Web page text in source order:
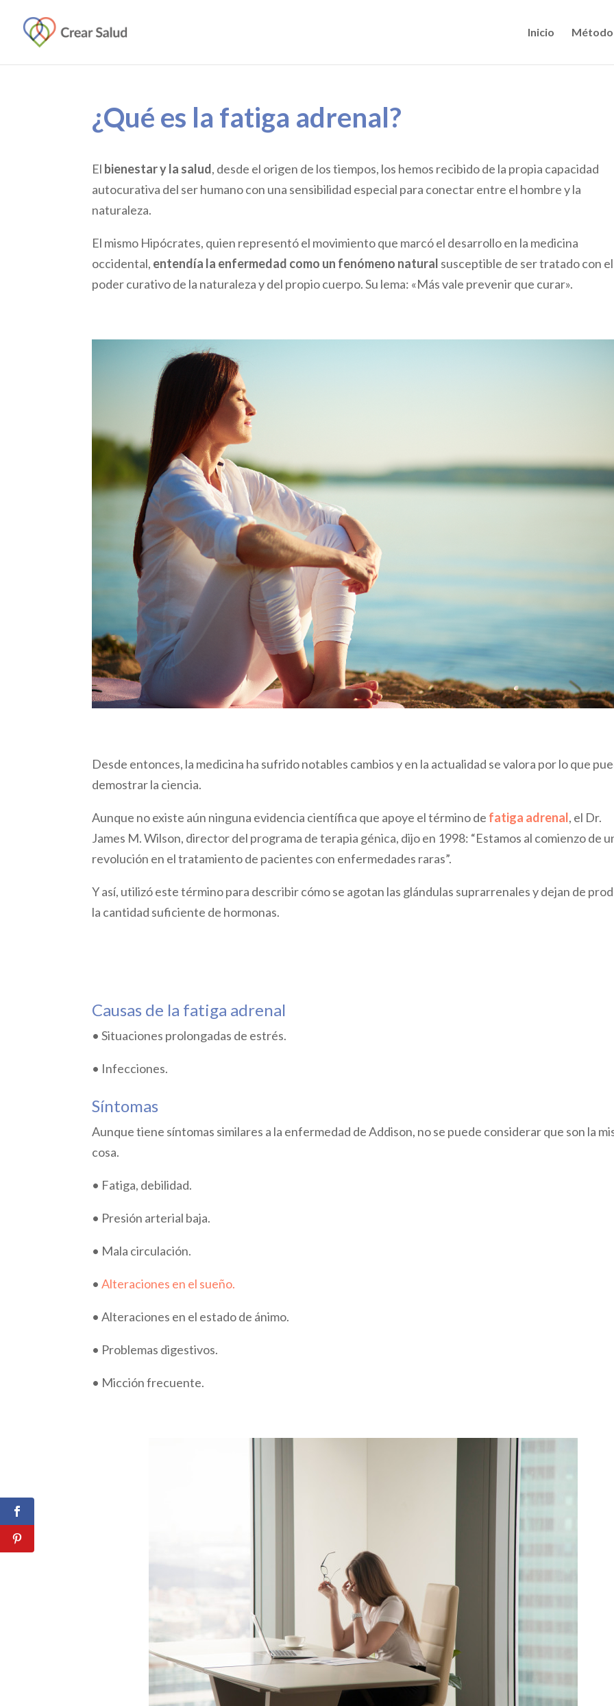
Inicio Método
¿Qué es la fatiga adrenal?
El bienestar y la salud, desde el origen de los tiempos, los hemos recibido de la propia capacidad
autocurativa del ser humano con una sensibilidad especial para conectar entre el hombre y la
naturaleza.
El mismo Hipócrates, quien representó el movimiento que marcó el desarrollo en la medicina
occidental, entendía la enfermedad como un fenómeno natural susceptible de ser tratado con el
poder curativo de la naturaleza y del propio cuerpo. Su lema: «Más vale prevenir que curar».
Desde entonces, la medicina ha sufrido notables cambios y en la actualidad se valora por lo que
demostrar la ciencia.
Aunque no existe aún ninguna evidencia científica que apoye el término de fatiga adrenal, el Dr.
James M. Wilson, director del programa de terapia génica, dijo en 1998: “Estamos al comienzo de
revolución en el tratamiento de pacientes con enfermedades raras”.
Y así, utilizó este término para describir cómo se agotan las glándulas suprarrenales y dejan de
la cantidad suficiente de hormonas.
Causas de la fatiga adrenal
• Situaciones prolongadas de estrés.
• Infecciones.
Síntomas
Aunque tiene síntomas similares a la enfermedad de Addison, no se puede considerar que son la
cosa.
• Fatiga, debilidad.
• Presión arterial baja.
• Mala circulación.
•Alteraciones en el sueño.
• Alteraciones en el estado de ánimo.
• Problemas digestivos.
• Micción frecuente.